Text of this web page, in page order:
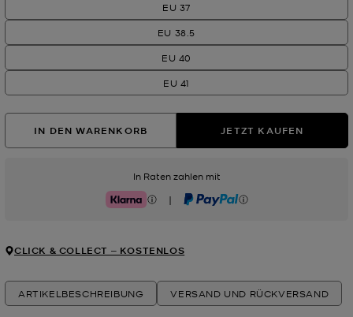
EU 37
EU 38.5
EU 40
EU 41
IN DEN WARENKORB JETZT KAUFEN
In Raten zahlen mit
Klarna | PayPal
CLICK & COLLECT ‒ KOSTENLOS
ARTIKELBESCHREIBUNG VERSAND UND RÜCKVERSAND